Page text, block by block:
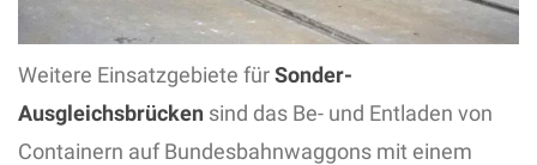
Weitere Einsatzgebiete fürSonder-
Ausgleichsbrücken sind das Be- und Entladen von
Containern auf Bundesbahnwaggons mit einem